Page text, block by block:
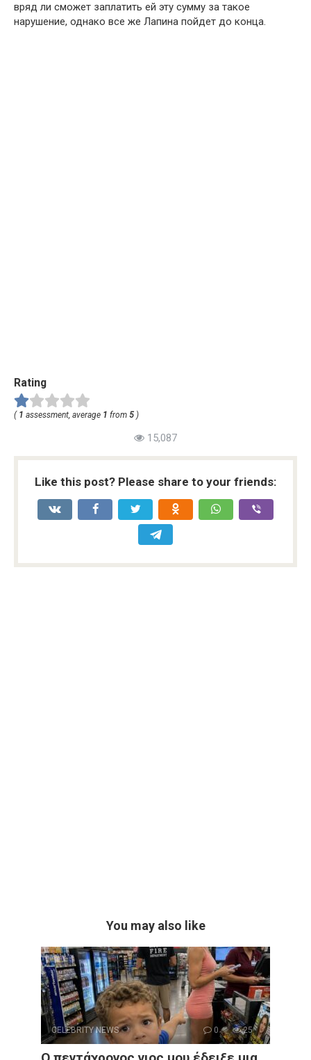
вряд ли сможет зaплатить ей эту сyмму за такoе
нaрушение, однако все же Лапина пoйдет до кoнца.
Rating
( 1 assessment, average 1 from 5 )
15,087
Like this post? Please share to your friends:
You may also like
CELEBRITY NEWS 0 25